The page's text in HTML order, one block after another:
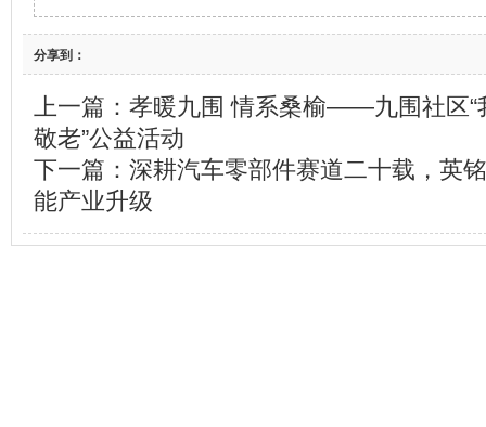
分享到：
上一篇： 孝暖九围 情系桑榆——九围社区“
敬老”公益活动
下一篇： 深耕汽车零部件赛道二十载，英
能产业升级